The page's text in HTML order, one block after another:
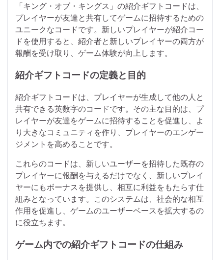
「キング・オブ・キングス」の紹介ギフトコードは、
プレイヤーが友達と共有してゲームに招待するための
ユニークなコードです。新しいプレイヤーが紹介コー
ドを使用すると、紹介者と新しいプレイヤーの両方が
報酬を受け取り、ゲーム体験が向上します。
紹介ギフトコードの定義と目的
紹介ギフトコードは、プレイヤーが生成して他の人と
共有できる英数字のコードです。その主な目的は、プ
レイヤーが友達をゲームに招待することを促進し、よ
り大きなコミュニティを作り、プレイヤーのエンゲー
ジメントを高めることです。
これらのコードは、新しいユーザーを招待した既存の
プレイヤーに報酬を与えるだけでなく、新しいプレイ
ヤーにもボーナスを提供し、相互に利益をもたらす仕
組みとなっています。このシステムは、社会的な相互
作用を促進し、ゲームのユーザーベースを拡大するの
に役立ちます。
ゲーム内での紹介ギフトコードの仕組み